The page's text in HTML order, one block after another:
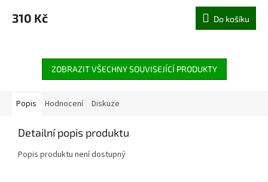
310 Kč Do košíku
ZOBRAZIT VŠECHNY SOUVISEJÍCÍ PRODUKTY
Popis Hodnocení Diskuze
Detailní popis produktu
Popis produktu není dostupný